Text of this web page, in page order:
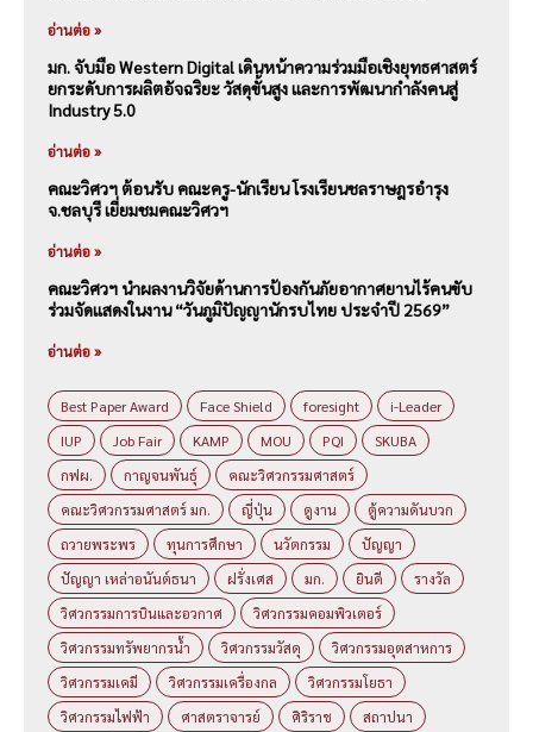
อ่านต่อ »
มก. จับมือ Western Digital เดินหน้าความร่วมมือเชิงยุทธศาสตร์
ยกระดับการผลิตอัจฉริยะ วัสดุขั้นสูง และการพัฒนากำลังคนสู่
Industry 5.0
อ่านต่อ »
คณะวิศวฯ ต้อนรับ คณะครู-นักเรียน โรงเรียนชลราษฎรอำรุง
จ.ชลบุรี เยี่ยมชมคณะวิศวฯ
อ่านต่อ »
คณะวิศวฯ นำผลงานวิจัยด้านการป้องกันภัยอากาศยานไร้คนขับ
ร่วมจัดแสดงในงาน “วันภูมิปัญญานักรบไทย ประจำปี 2569”
อ่านต่อ »
Best Paper Award Face Shield foresight
i-Leader
IUP
Job Fair KAMP MOU PQI
SKUBA
กฟผ.
กาญจนพันธุ์
คณะวิศวกรรมศาสตร์
คณะวิศวกรรมศาสตร์ มก.
ญี่ปุ่น ดูงาน
ตู้ความดันบวก
ถวายพระพร
ทุนการศึกษา นวัตกรรม
ปัญญา
ปัญญา เหล่าอนันต์ธนา
ฝรั่งเศส มก. ยินดี
รางวัล
วิศวกรรมการบินและอวกาศ
วิศวกรรมคอมพิวเตอร์
วิศวกรรมทรัพยากรน้ำ
วิศวกรรมวัสดุ
วิศวกรรมอุตสาหการ
วิศวกรรมเคมี
วิศวกรรมเครื่องกล
วิศวกรรมโยธา
วิศวกรรมไฟฟ้า
ศาสตราจารย์ ศิริราช
สถาปนา